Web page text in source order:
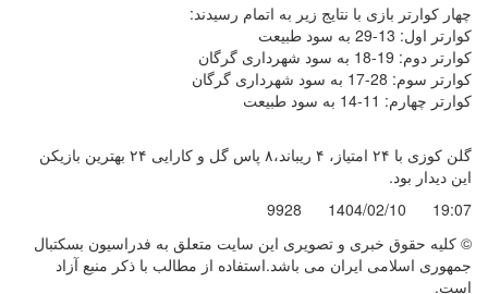
چهار کوارتر بازی با نتایج زیر به اتمام رسیدند:
کوارتر اول: 13-29 به سود طبیعت
کوارتر دوم: 19-18 به سود شهرداری گرگان
کوارتر سوم: 28-17 به سود شهرداری گرگان
کوارتر چهارم: 11-14 به سود طبیعت
گلن کوزی با ۲۴ امتیاز، ۴ ریباند،۸ پاس گل و کارایی ۲۴ بهترین بازیکن
این دیدار بود.
19:07
1404/02/10
9928
© کليه حقوق خبری و تصويری اين سايت متعلق به فدراسیون بسکتبال
جمهوری اسلامی ایران می باشد.استفاده از مطالب با ذكر منبع آزاد
است.